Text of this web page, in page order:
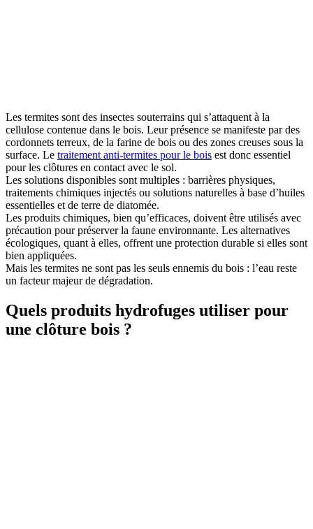
Les termites sont des insectes souterrains qui s’attaquent à la
cellulose contenue dans le bois. Leur présence se manifeste par des
cordonnets terreux, de la farine de bois ou des zones creuses sous la
surface. Le traitement anti-termites pour le bois est donc essentiel
pour les clôtures en contact avec le sol.
Les solutions disponibles sont multiples : barrières physiques,
traitements chimiques injectés ou solutions naturelles à base d’huiles
essentielles et de terre de diatomée.
Les produits chimiques, bien qu’efficaces, doivent être utilisés avec
précaution pour préserver la faune environnante. Les alternatives
écologiques, quant à elles, offrent une protection durable si elles sont
bien appliquées.
Mais les termites ne sont pas les seuls ennemis du bois : l’eau reste
un facteur majeur de dégradation.
Quels produits hydrofuges utiliser pour
une clôture bois ?